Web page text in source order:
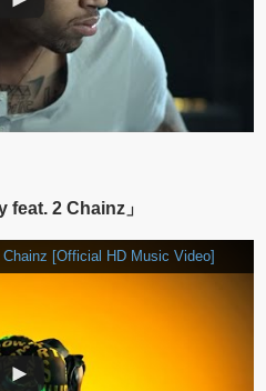
2 Chainz」
[Official HD Music Video]